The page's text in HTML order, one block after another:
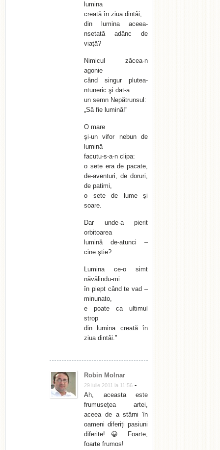
lumina
creată în ziua dintâi,
din lumina aceea-
nsetată adânc de
viaţă?
Nimicul zăcea-n
agonie
când singur plutea-
ntuneric şi dat-a
un semn Nepătrunsul:
„Să fie lumină!”
O mare
şi-un vifor nebun de
lumină
facutu-s-a-n clipa:
o sete era de pacate,
de-aventuri, de doruri,
de patimi,
o sete de lume şi
soare.
Dar unde-a pierit
orbitoarea
lumină de-atunci –
cine ştie?
Lumina ce-o simt
năvălindu-mi
în piept când te vad –
minunato,
e poate ca ultimul
strop
din lumina creată în
ziua dintâi.”
Robin Molnar
29 iulie 2011 la 11:56 -
Ah, aceasta este
frumusețea artei,
aceea de a stârni în
oameni diferiți pasiuni
diferite! 😀 Foarte,
foarte frumos!